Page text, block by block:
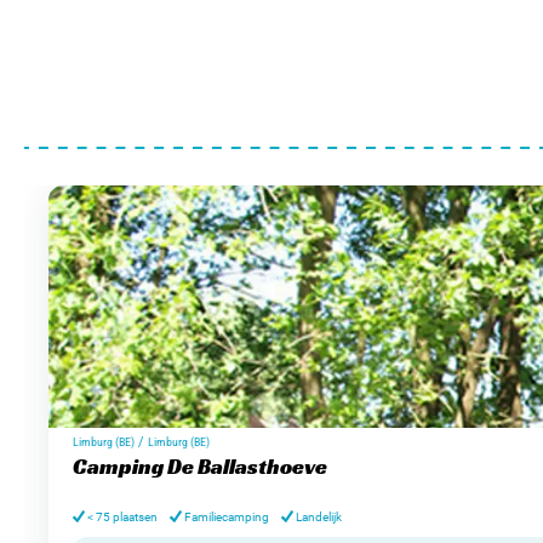
Limburg (BE) / Limburg (BE)
Camping De Ballasthoeve
< 75 plaatsen Familiecamping Landelijk